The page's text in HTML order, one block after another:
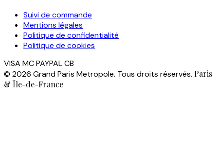
Suivi de commande
Mentions légales
Politique de confidentialité
Politique de cookies
VISA MCPAYPALCB
© 2026 Grand Paris Metropole. Tous droits réservés. Paris
& Île-de-France